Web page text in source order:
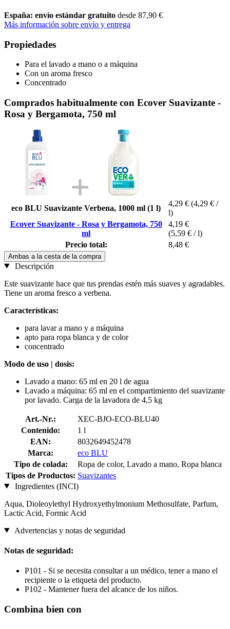
España: envío estándar gratuito desde 87,90 €
Más información sobre envío y entrega
Propiedades
Para el lavado a mano o a máquina
Con un aroma fresco
Concentrado
Comprados habitualmente con Ecover Suavizante -
Rosa y Bergamota, 750 ml
eco BLU Suavizante Verbena, 1000 ml (1 l)
4,29 € (4,29 € /
l)
Ecover Suavizante - Rosa y Bergamota, 750
ml
4,19 €
(5,59 € / l)
Precio total:
8,48 €
Ambas a la cesta de la compra
Descripción
Este suavizante hace que tus prendas estén más suaves y agradables.
Tiene un aroma fresco a verbena.
Características:
para lavar a mano y a máquina
apto para ropa blanca y de color
concentrado
Modo de uso | dosis:
Lavado a mano: 65 ml en 20 l de agua
Lavado a máquina: 65 ml en el compartimiento del suavizante
por lavado. Carga de la lavadora de 4,5 kg
Art.-Nr.:
XEC-BJO-ECO-BLU40
Contenido:
1 l
EAN:
8032649452478
Marca:
eco BLU
Tipo de colada:
Ropa de color, Lavado a mano, Ropa blanca
Tipos de Productos: Suavizantes
Ingredientes (INCI)
Aqua, Dioleoylethyl Hydroxyethylmonium Methosulfate, Parfum,
Lactic Acid, Formic Acid
Advertencias y notas de seguridad
Notas de seguridad:
P101 - Si se necesita consultar a un médico, tener a mano el
recipiente o la etiqueta del producto.
P102 - Mantener fuera del alcance de los niños.
Combina bien con